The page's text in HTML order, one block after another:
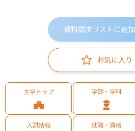
資料請求リストに追加
お気に入り
大学トップ 学部・学科
入試情報 就職・資格